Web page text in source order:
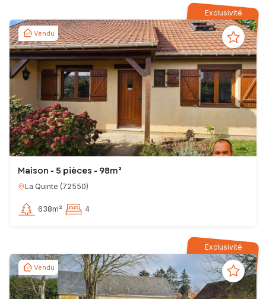
Exclusivité
Vendu
Maison - 5 pièces - 98m²
La Quinte (72550)
638m² 4
Exclusivité
Vendu